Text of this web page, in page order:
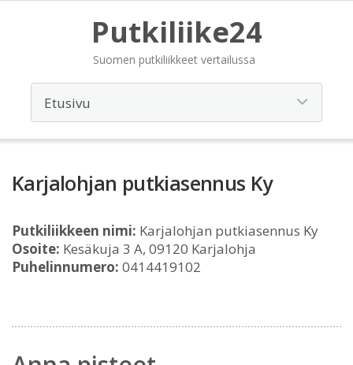
Putkiliike24
Suomen putkiliikkeet vertailussa
Karjalohjan putkiasennus Ky
Putkiliikkeen nimi: Karjalohjan putkiasennus Ky
Osoite: Kesäkuja 3 A, 09120 Karjalohja
Puhelinnumero: 0414419102